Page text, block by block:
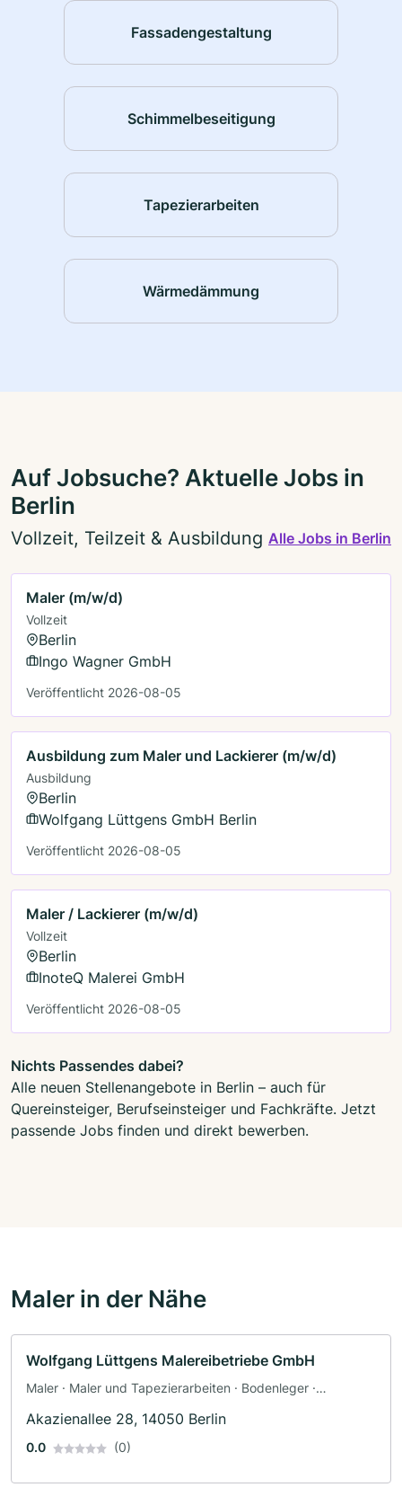
Fassadengestaltung
Schimmelbeseitigung
Tapezierarbeiten
Wärmedämmung
Auf Jobsuche? Aktuelle Jobs in
Berlin
Vollzeit, Teilzeit & Ausbildung Alle Jobs in Berlin
Maler (m/w/d)
Vollzeit
Berlin
Ingo Wagner GmbH
Veröffentlicht 2026-08-05
Ausbildung zum Maler und Lackierer (m/w/d)
Ausbildung
Berlin
Wolfgang Lüttgens GmbH Berlin
Veröffentlicht 2026-08-05
Maler / Lackierer (m/w/d)
Vollzeit
Berlin
InoteQ Malerei GmbH
Veröffentlicht 2026-08-05
Nichts Passendes dabei?
Alle neuen Stellenangebote in Berlin – auch für
Quereinsteiger, Berufseinsteiger und Fachkräfte. Jetzt
passende Jobs finden und direkt bewerben.
Maler in der Nähe
Wolfgang Lüttgens Malereibetriebe GmbH
Maler · Maler und Tapezierarbeiten · Bodenleger ·
Akazienallee 28, 14050 Berlin
0.0 (0)